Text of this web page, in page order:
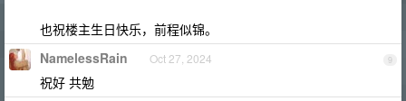
也祝楼主生日快乐，前程似锦。
9
NamelessRain Oct 27, 2024
祝好 共勉